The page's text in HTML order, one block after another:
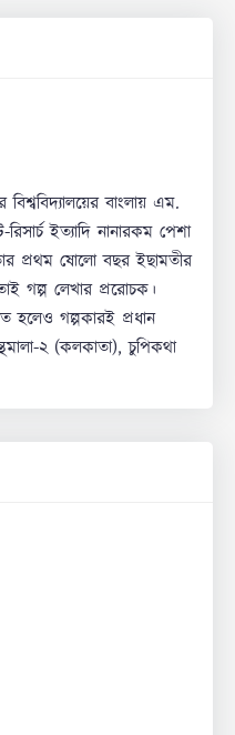
বাংলায় এম.
ইত্যাদি নানারকম পেশা
প্রথম ষোলো বছর ইছামতীর
গল্প লেখার প্ররোচক।
হলেও গল্পকারই প্রধান
২ (কলকাতা), চুপিকথা